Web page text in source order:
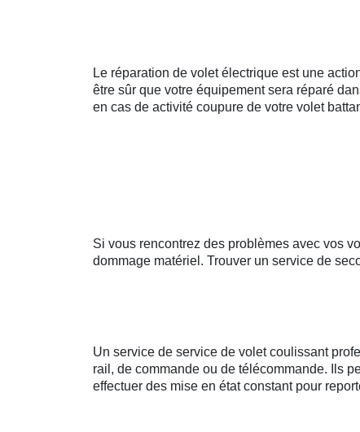
Le réparation de volet électrique est une
être sûr que votre équipement sera réparé
en cas de activité coupure de votre volet
Si vous rencontrez des problèmes avec vos
dommage matériel. Trouver un service de
Un service de service de volet coulissant
rail, de commande ou de télécommande. Ils
effectuer des mise en état constant pour